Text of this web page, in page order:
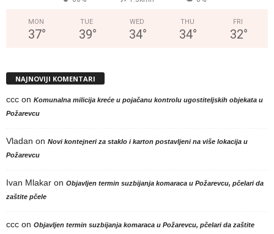
MON
37°
TUE
39°
WED
34°
THU
34°
FRI
32°
NAJNOVIJI KOMENTARI
ccc on Komunalna milicija kreće u pojačanu kontrolu ugostiteljskih objekata u
Požarevcu
Vladan on Novi kontejneri za staklo i karton postavljeni na više lokacija u
Požarevcu
Ivan Mlakar on Objavljen termin suzbijanja komaraca u Požarevcu, pčelari da
zaštite pčele
ccc on Objavljen termin suzbijanja komaraca u Požarevcu, pčelari da zaštite